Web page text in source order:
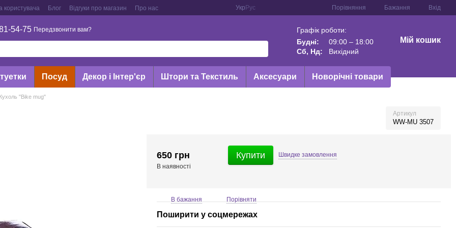
користувача Блог Відгуки про магазин Про нас Укр Рус Порівняння Бажання Вхід
54-75 Передзвонити вам?
Графік роботи:
Будні:
09:00 – 18:00
Сб, Нд:
Вихідний
Мій кошик
Посуд Декор і Інтер'єр Штори та Текстиль Аксесуари Новорічні товари
Кухоль "Bike mug"
Артикул
WW-MU 3507
650 грн
В наявності
Купити Швидкезамовлення
В бажання Порівняти
Поширити у соцмережах